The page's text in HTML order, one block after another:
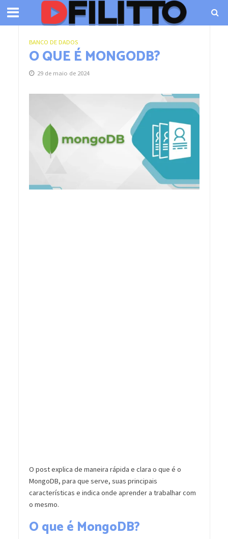
BANCO DE DADOS
O QUE É MONGODB?
29 de maio de 2024
O post explica de maneira rápida e clara o que é o
MongoDB, para que serve, suas principais
características e indica onde aprender a trabalhar com
o mesmo.
O que é MongoDB?